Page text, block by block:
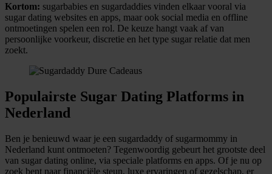
Kortom: sugarbabies en sugardaddies vinden elkaar vooral via
sugar dating websites en apps, maar ook social media en offline
ontmoetingen spelen een rol. De keuze hangt vaak af van
persoonlijke voorkeur, discretie en het type sugar relatie dat men
zoekt.
Populairste Sugar Dating Platforms in
Nederland
Ben je benieuwd waar je een sugardaddy of sugarmommy in
Nederland kunt ontmoeten? Tegenwoordig gebeurt het grootste deel
van sugar dating online, via speciale platforms en apps. Of je nu op
zoek bent naar financiële steun, luxe ervaringen of gezelschap, er